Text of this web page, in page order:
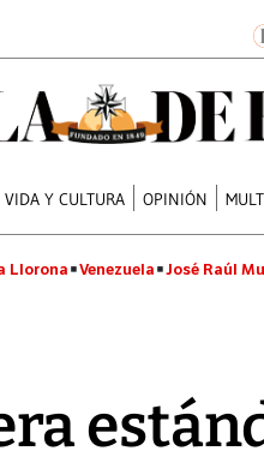
VIDA Y CULTURA OPINIÓN
Llorona Venezuela José Raúl